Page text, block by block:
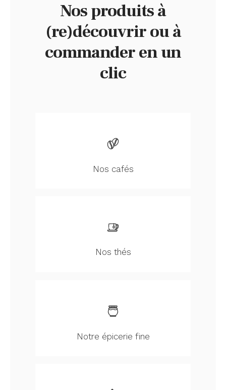
Nos produits à
(re)découvrir ou à
commander en un
clic
Nos cafés
Nos thés
Notre épicerie fine